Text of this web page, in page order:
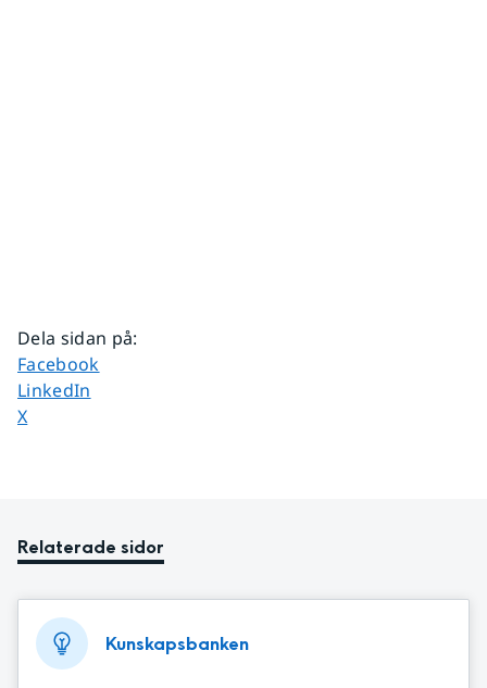
Dela sidan på:
Dela sidan på
Facebook
Dela sidan på
LinkedIn
Dela sidan på
X
Relaterade sidor
Kunskapsbanken